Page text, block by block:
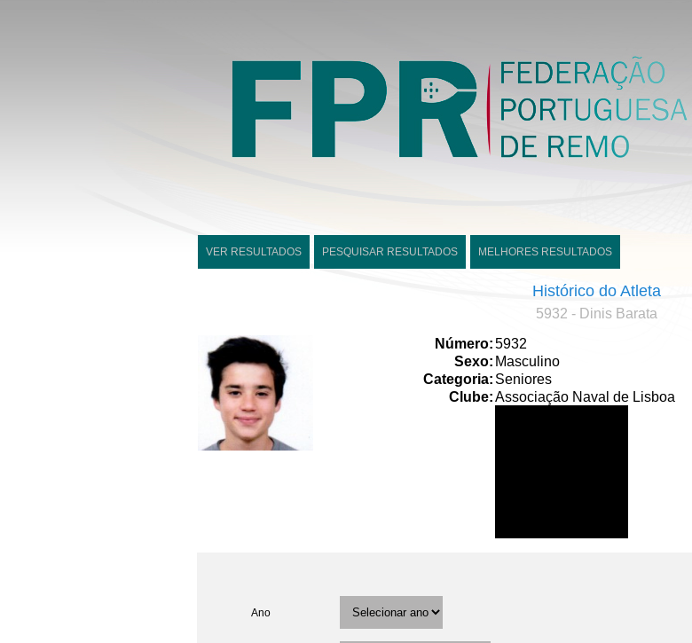
VER RESULTADOS PESQUISAR RESULTADOS MELHORES RESULTADOS
Histórico do Atleta
5932 - Dinis Barata
Número:5932
Sexo: Masculino
Categoria: Seniores
Clube:Associação Naval de Lisboa
Ano